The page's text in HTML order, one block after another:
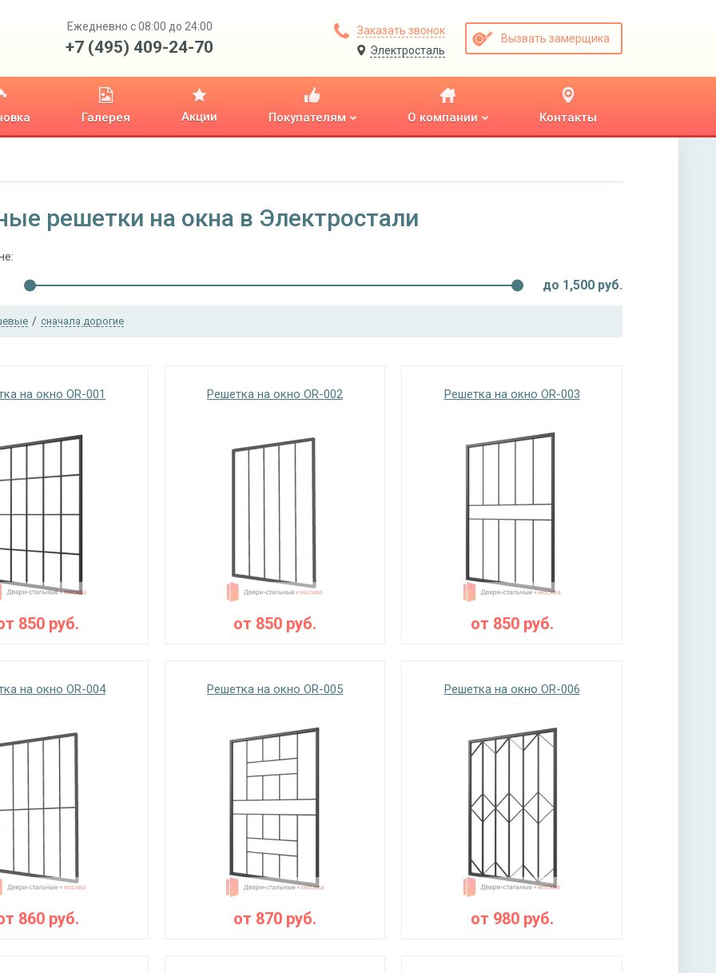
Ежедневно с 08:00 до 24:00
+7 (495) 409-24-70
Заказать звонок
Электросталь
Вызвать замерщика
Галерея Акции Покупателям О компании Контакты
решетки на окна в Электростали
до 1,500 руб.
/ сначала дорогие
на окно OR-001
850 руб.
Решетка на окно OR-002
от 850руб.
Решетка на окно OR-003
от 850руб.
на окно OR-004
860 руб.
Решетка на окно OR-005
от 870руб.
Решетка на окно OR-006
от 980руб.